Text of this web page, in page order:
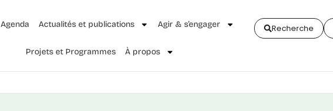
Agenda Actualités et publications Agir & s’engager
Projets et Programmes À propos
Recherche